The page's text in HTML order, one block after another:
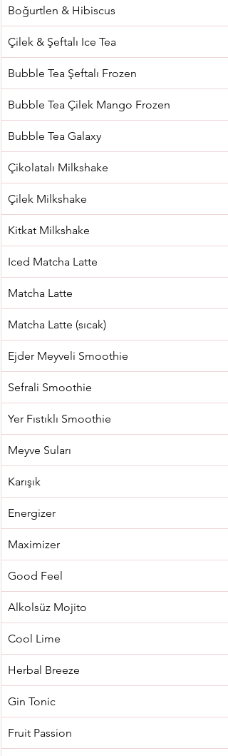
Boğurtlen & Hibiscus
Çilek & Şeftalı Ice Tea
Bubble Tea Şeftalı Frozen
Bubble Tea Çilek Mango Frozen
Bubble Tea Galaxy
Çikolatalı Milkshake
Çilek Milkshake
Kitkat Milkshake
Iced Matcha Latte
Matcha Latte
Matcha Latte (sıcak)
Ejder Meyveli Smoothie
Sefrali Smoothie
Yer Fıstıklı Smoothie
Meyve Suları
Karışık
Energizer
Maximizer
Good Feel
Alkolsüz Mojito
Cool Lime
Herbal Breeze
Gin Tonic
Fruit Passion